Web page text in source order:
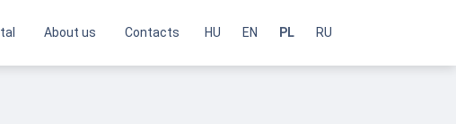
About us Contacts HU EN PL RU